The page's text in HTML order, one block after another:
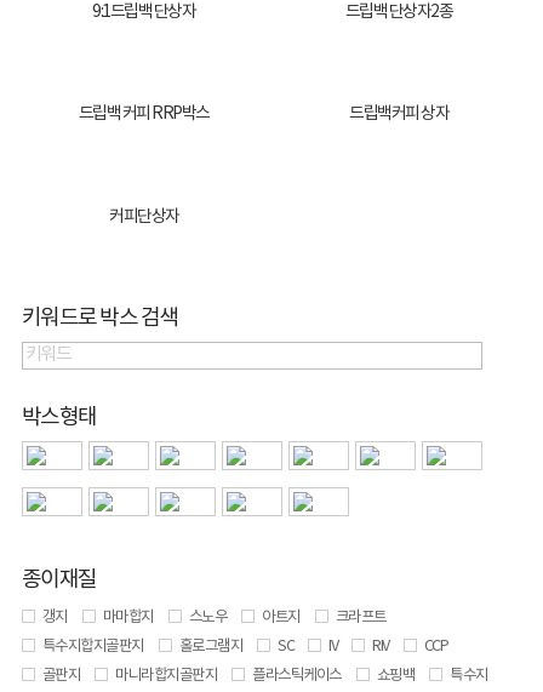
9:1드립백 단상자 드립백 단상자2종
드립백 커피 RRP박스 드립백커피 상자
커피단상자
키워드로 박스 검색
박스형태
종이재질
갱지 마마합지 스노우 아트지
크라프트
특수지합지골판지
홀로그램지 SC IV RIV
CCP
골판지
마니라합지골판지 플라스틱케이스 쇼핑백 특수지